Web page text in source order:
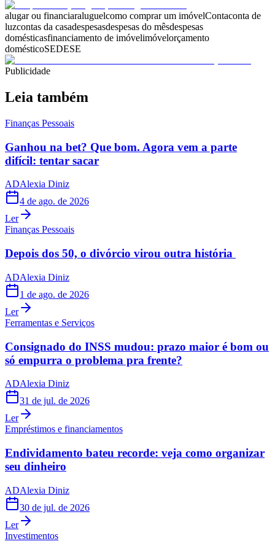
alugar ou financiaraluguelcomo comprar um imóvelContaconta de
luzcontas da casadespesasdespesas do mêsdespesas
domésticasfinanciamento de imóvelimóvelorçamento
domésticoSEDESE
Publicidade
Leia também
Finanças Pessoais
Ganhou na bet? Que bom. Agora vem a parte
difícil: tentar sacar
ADAlexia Diniz
4 de ago. de 2026
Ler
Finanças Pessoais
Depois dos 50, o divórcio virou outra história
ADAlexia Diniz
1 de ago. de 2026
Ler
Ferramentas e Serviços
Consignado do INSS mudou: prazo maior é bom ou
só empurra o problema pra frente?
ADAlexia Diniz
31 de jul. de 2026
Ler
Empréstimos e financiamentos
Endividamento bateu recorde: veja como organizar
seu dinheiro
ADAlexia Diniz
30 de jul. de 2026
Ler
Investimentos